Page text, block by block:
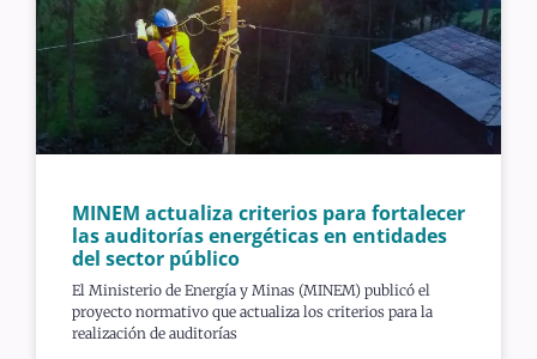
MINEM actualiza criterios para fortalecer
las auditorías energéticas en entidades
del sector público
El Ministerio de Energía y Minas (MINEM) publicó el
proyecto normativo que actualiza los criterios para la
realización de auditorías